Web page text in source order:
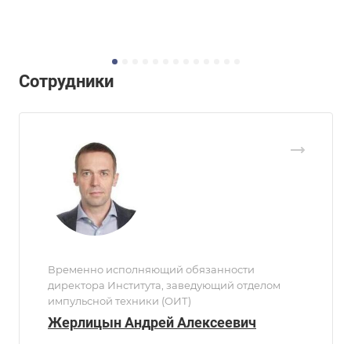
Сотрудники
Временно исполняющий обязанности
директора Института, заведующий отделом
импульсной техники (ОИТ)
Жерлицын Андрей Алексеевич